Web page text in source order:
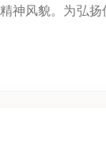
神风貌。为弘